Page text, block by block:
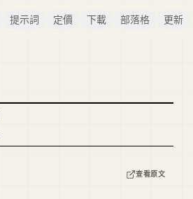
提示詞 定價 下載 部落格 更新
查看原文